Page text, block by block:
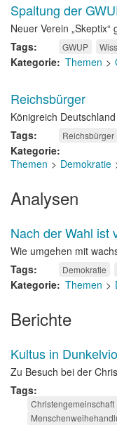
Spaltung der
Neuer Verein „Skeptix“
Tags
GWUP
Kategorie Themen
Reichsbürger
Königreich
Tags
Reichsbürger
Kategorie
Themen
Demokratie
Analysen
Nach der Wahl ist
Wie umgehen mit
Tags
Demokratie
Kategorie Themen
Berichte
Kultus in
Zu Besuch bei der
Tags
Christengemeinschaft